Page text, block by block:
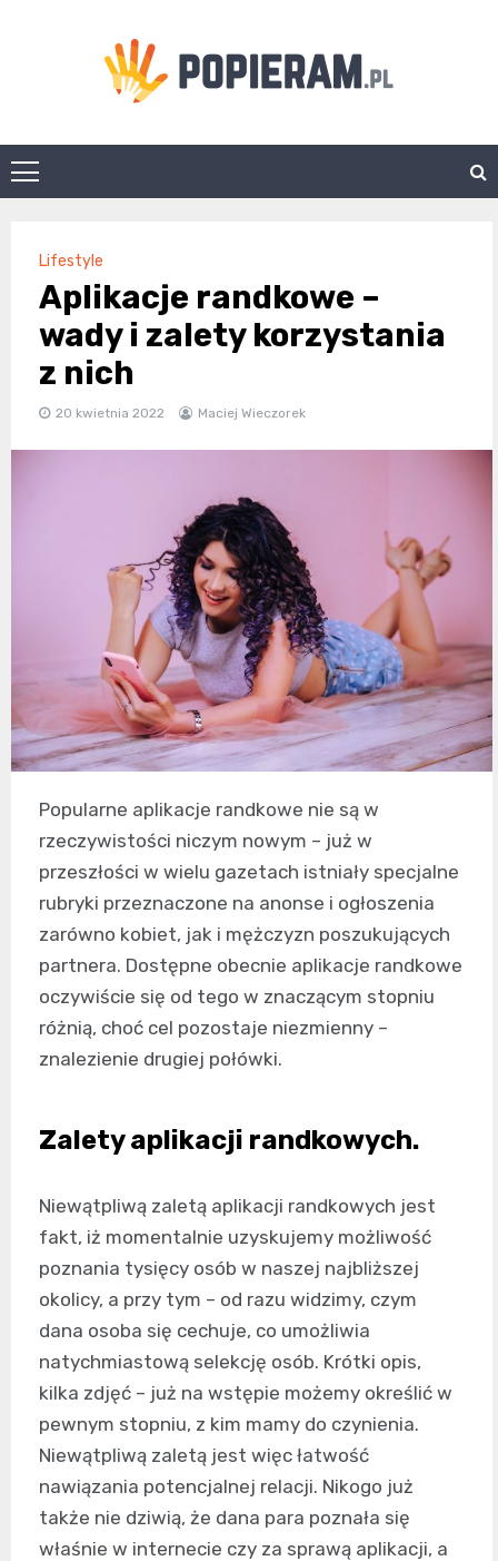
Popieram.pl
Lifestyle
Aplikacje randkowe –
wady i zalety korzystania
z nich
20 kwietnia 2022 Maciej Wieczorek
Popularne aplikacje randkowe nie są w
rzeczywistości niczym nowym – już w
przeszłości w wielu gazetach istniały specjalne
rubryki przeznaczone na anonse i ogłoszenia
zarówno kobiet, jak i mężczyzn poszukujących
partnera. Dostępne obecnie aplikacje randkowe
oczywiście się od tego w znaczącym stopniu
różnią, choć cel pozostaje niezmienny –
znalezienie drugiej połówki.
Zalety aplikacji randkowych.
Niewątpliwą zaletą aplikacji randkowych jest
fakt, iż momentalnie uzyskujemy możliwość
poznania tysięcy osób w naszej najbliższej
okolicy, a przy tym – od razu widzimy, czym
dana osoba się cechuje, co umożliwia
natychmiastową selekcję osób. Krótki opis,
kilka zdjęć – już na wstępie możemy określić w
pewnym stopniu, z kim mamy do czynienia.
Niewątpliwą zaletą jest więc łatwość
nawiązania potencjalnej relacji. Nikogo już
także nie dziwią, że dana para poznała się
właśnie w internecie czy za sprawą aplikacji, a